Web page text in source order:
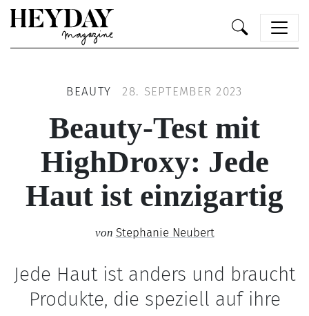
BEAUTY 28. SEPTEMBER 2023
Beauty-Test mit
HighDroxy: Jede
Haut ist einzigartig
von Stephanie Neubert
Jede Haut ist anders und braucht
Produkte, die speziell auf ihre